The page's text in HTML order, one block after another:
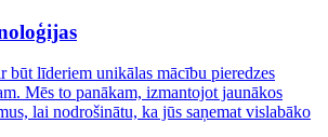
būt līderiem unikālas mācību pieredzes
Mēs to panākam, izmantojot jaunākos
lai nodrošinātu, ka jūs saņemat vislabāko